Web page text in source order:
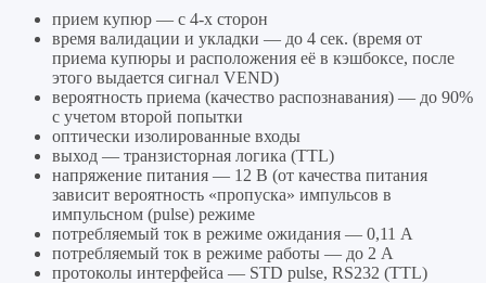
прием купюр — с 4-х сторон
время валидации и укладки — до 4 сек. (время от
приема купюры и расположения её в кэшбоксе, после
этого выдается сигнал VEND)
вероятность приема (качество распознавания) — до 90%
с учетом второй попытки
оптически изолированные входы
выход — транзисторная логика (TTL)
напряжение питания — 12 В (от качества питания
зависит вероятность «пропуска» импульсов в
импульсном (pulse) режиме
потребляемый ток в режиме ожидания — 0,11 А
потребляемый ток в режиме работы — до 2 А
протоколы интерфейса — STD pulse, RS232 (TTL)